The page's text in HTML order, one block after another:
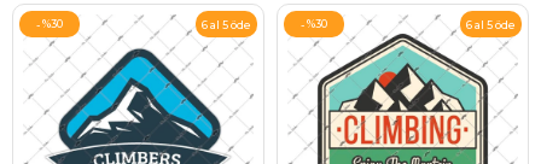
%30 6 al 5 öde %30 6 al 5 öde